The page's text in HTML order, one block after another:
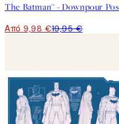
Από 9,98 €19,95 €